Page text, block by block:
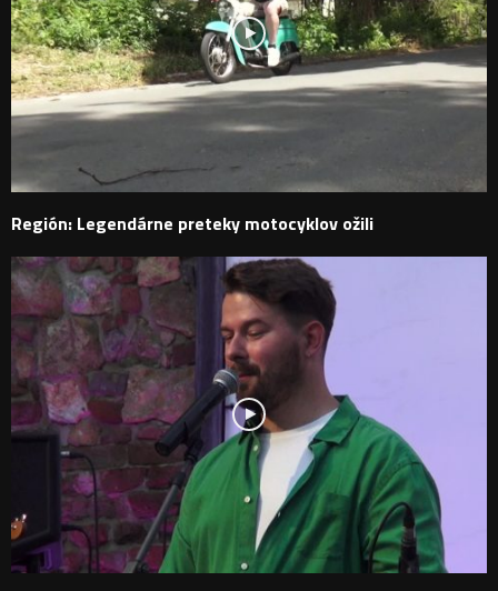
Región: Legendárne preteky motocyklov ožili